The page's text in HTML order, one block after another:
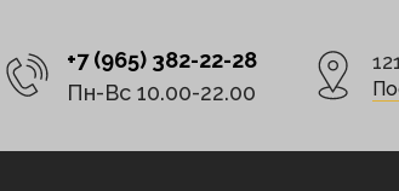
+7 (965) 382-22-28
Пн-Вс 10.00-22.00